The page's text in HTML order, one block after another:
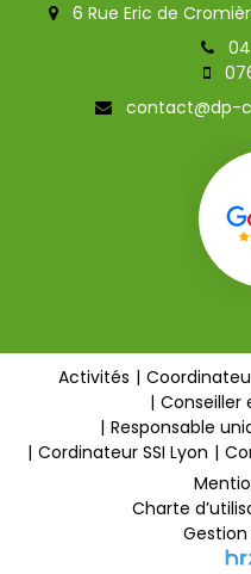
6 Rue Eric de
contact@dp-
Activités
Conseiller
Responsable
Cordinateur SSI Lyon
Charte